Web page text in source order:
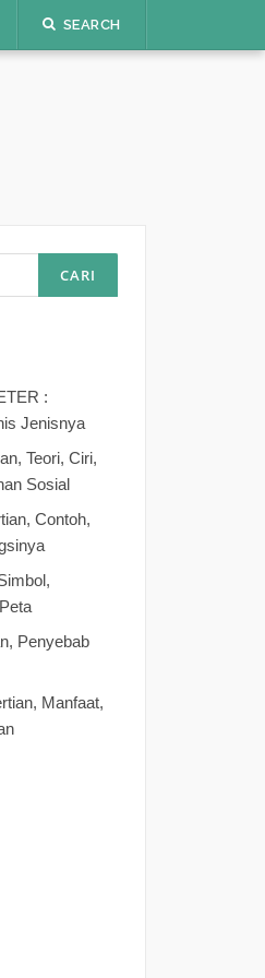
SEARCH
:
Jenisnya
Teori, Ciri,
Sosial
Contoh,
Penyebab
Manfaat,